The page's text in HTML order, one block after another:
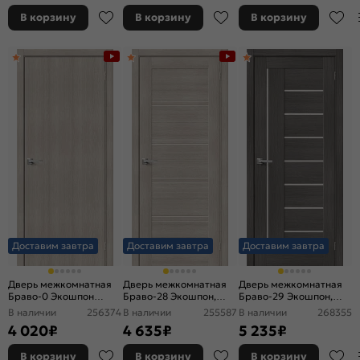
щитовая
В корзину
щитовая
В корзину В корзину
Доставим завтра
Дверь межкомнатная
Браво-0 Экошпон
Cappuccino Melinga,
каркасно-щитовая
В наличии 256374
4 020₽
В корзину
Доставим завтра
Дверь межкомнатная
Браво-28 Экошпон,
Cappuccino Melinga,
царговая
В наличии 255587
4 635₽
В корзину
Доставим завтра
Дверь межкомнатная
Браво-29 Экошпон,
Grey Melinga,
царговая
В наличии 268355
5 235₽
В корзину